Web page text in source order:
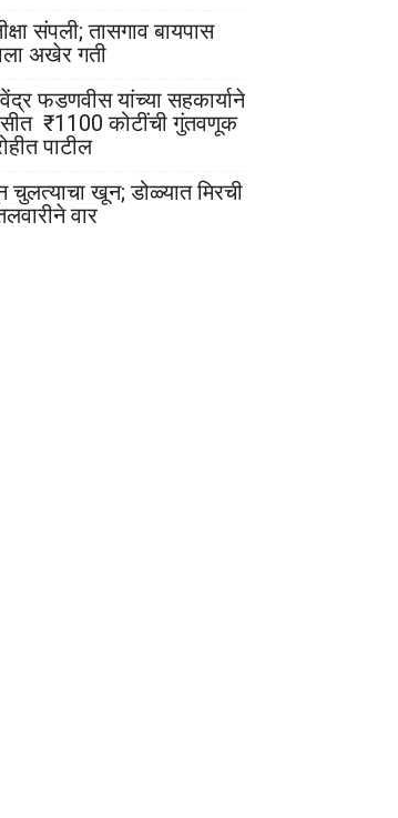
संपली; तासगाव बायपास
अखेर गती
फडणवीस यांच्या सहकार्याने
₹1100 कोटींची गुंतवणूक
पाटील
चुलत्याचा खून; डोळ्यात मिरची
वार